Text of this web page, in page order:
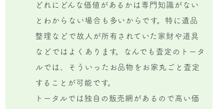
どれにどんな価値があるかは専門知識がない
とわからない場合も多いからです。特に遺品
整理などで故人が所有されていた家財や道具
などではよくあります。なんでも査定のトータ
ルでは、そういったお品物をお家丸ごと査定
することが可能です。
トータルでは独自の販売網があるので高い価